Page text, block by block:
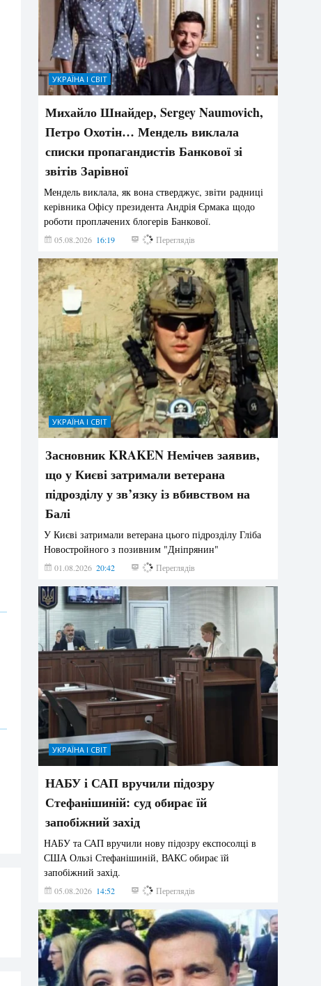
УКРАЇНА І СВІТ
Михайло Шнайдер, Sergey Naumovich,
Петро Охотін… Мендель виклала
списки пропагандистів Банкової зі
звітів Зарівної
Мендель виклала, як вона стверджує, звіти радниці
керівника Офісу президента Андрія Єрмака щодо
роботи проплачених блогерів Банкової.
05.08.2026 16:19 223 Переглядів
УКРАЇНА І СВІТ
Засновник KRAKEN Немічев заявив,
що у Києві затримали ветерана
підрозділу у зв’язку із вбивством на
Балі
У Києві затримали ветерана цього підрозділу Гліба
Новостройного з позивним "Дніпрянин"
01.08.2026 20:42 193 Переглядів
УКРАЇНА І СВІТ
НАБУ і САП вручили підозру
Стефанішиній: суд обирає їй
запобіжний захід
НАБУ та САП вручили нову підозру експосолці в
США Ользі Стефанішиній, ВАКС обирає їй
запобіжний захід.
05.08.2026 14:52 158 Переглядів